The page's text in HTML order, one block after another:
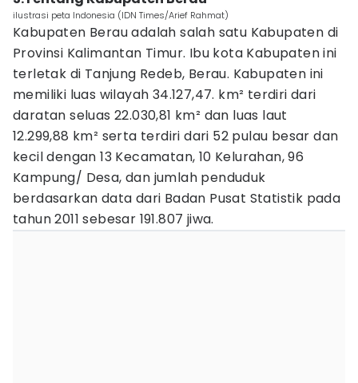
ilustrasi peta Indonesia (IDN Times/Arief Rahmat)
Kabupaten Berau adalah salah satu Kabupaten di
Provinsi Kalimantan Timur. Ibu kota Kabupaten ini
terletak di Tanjung Redeb, Berau. Kabupaten ini
memiliki luas wilayah 34.127,47. km² terdiri dari
daratan seluas 22.030,81 km² dan luas laut
12.299,88 km² serta terdiri dari 52 pulau besar dan
kecil dengan 13 Kecamatan, 10 Kelurahan, 96
Kampung/ Desa, dan jumlah penduduk
berdasarkan data dari Badan Pusat Statistik pada
tahun 2011 sebesar 191.807 jiwa.